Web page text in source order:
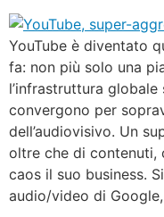
YouTube è diventato
fa: non più solo una
l’infrastruttura
convergono per
dell’audiovisivo. Un
oltre che di contenuti,
caos il suo business.
audio/video di